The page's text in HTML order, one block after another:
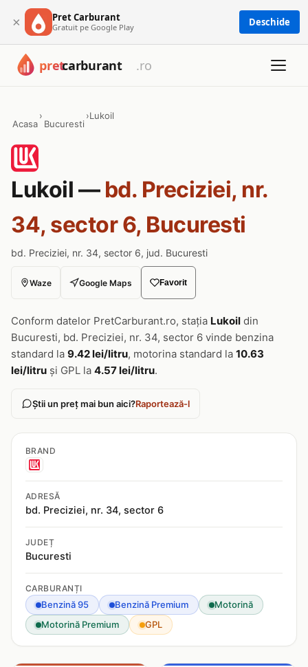
× Pret Carburant
Gratuit pe Google Play Deschide
Acasa
›
Bucuresti
›Lukoil
Lukoil — bd. Preciziei, nr.
34, sector 6, Bucuresti
bd. Preciziei, nr. 34, sector 6, jud. Bucuresti
Waze Google Maps Favorit
Conform datelor PretCarburant.ro, stația Lukoil din
Bucuresti, bd. Preciziei, nr. 34, sector 6 vinde benzina
standard la 9.42 lei/litru, motorina standard la 10.63
lei/litru și GPL la 4.57 lei/litru.
Știi un preț mai bun aici?Raportează-l
BRAND
ADRESĂ
bd. Preciziei, nr. 34, sector 6
JUDEȚ
Bucuresti
CARBURANȚI
Benzină 95 Benzină Premium
Motorină
Motorină Premium
GPL